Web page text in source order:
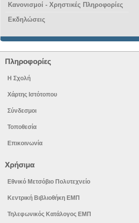
Κανονισμοί - Χρηστικές Πληροφορίες
Εκδηλώσεις
Πληροφορίες
Η Σχολή
Χάρτης Ιστότοπου
Σύνδεσμοι
Τοποθεσία
Επικοινωνία
Χρήσιμα
Εθνικό Μετσόβιο Πολυτεχνείο
Κεντρική Βιβλιοθήκη ΕΜΠ
Τηλεφωνικός Κατάλογος ΕΜΠ